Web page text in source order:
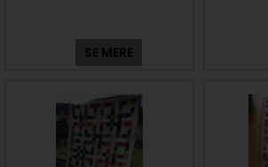
SE MERE